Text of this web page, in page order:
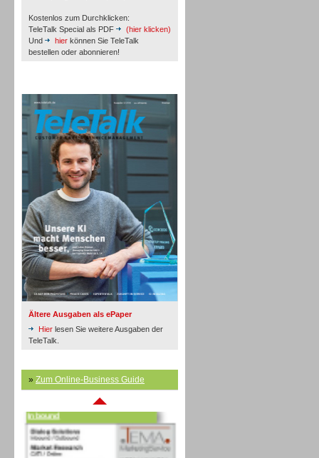
Kostenlos zum Durchklicken:
TeleTalk Special als PDF
(hier klicken)
Und
hier können Sie TeleTalk
bestellen oder abonnieren!
Ältere Ausgaben als ePaper
Hier lesen Sie weitere Ausgaben der
TeleTalk.
» Zum Online-Business Guide
Inbound
Inbound